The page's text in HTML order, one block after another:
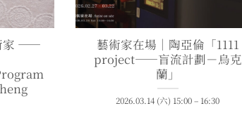
家 ——
藝術家在場｜陶亞倫「1111
project——盲流計劃－烏克
蘭」
2026.03.14 (六) 15:00 – 16:30